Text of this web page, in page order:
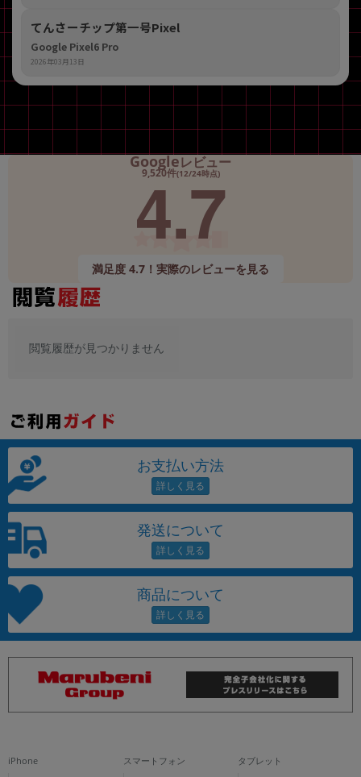
てんさーチップ第一号Pixel
Google Pixel6 Pro
2026年03月13日
Googleレビュー
9,520件(12/24時点)
4.7
満足度 4.7！実際のレビューを見る
閲覧履歴が見つかりません
お支払い方法
発送について
商品について
iPhone スマートフォン タブレット